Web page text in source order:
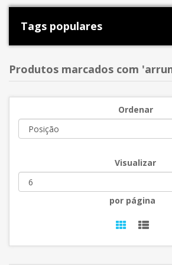
Tags populares
Produtos marcados com
Ordenar
Visualizar
por página